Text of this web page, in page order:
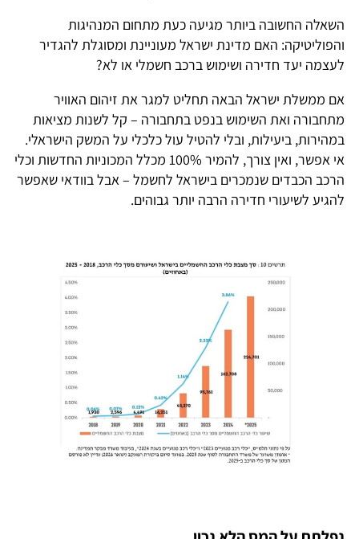
השאלה החשובה ביותר מגיעה כעת מתחום המנהיגות
והפוליטיקה: האם מדינת ישראל מעוניינת ומסוגלת להגדיר
לעצמה יעד חדירה ושימוש ברכב חשמלי או לא?
אם ממשלת ישראל הבאה תחליט למגר את זיהום האוויר
מתחבורה ואת השימוש בנפט בתחבורה – קל לשנות מציאות
במהירות, ביעילות, ובלי להטיל עול כלכלי על המשק הישראלי.
אי אפשר, ואין צורך, להמיר 100% מכלל המכוניות החדשות וכלי
הרכב הכבדים שנמכרים בישראל לחשמל – אבל בוודאי שאפשר
להגיע לשיעורי חדירה הרבה יותר גבוהים.